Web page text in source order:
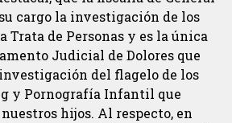
cargo la investigación de los
Trata de Personas y es la única
Judicial de Dolores que
del flagelo de los
y Pornografía Infantil que
hijos. Al respecto, en